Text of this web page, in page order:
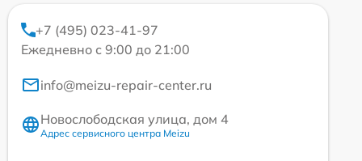
+7 (495) 023-41-97
Ежедневно с 9:00 до 21:00
info@meizu-repair-center.ru
Новослободская улица, дом 4
Адрес сервисного центра Meizu